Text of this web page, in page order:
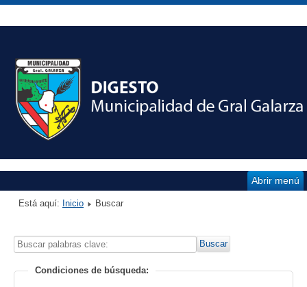
Abrir menú
Está aquí: Inicio Buscar
Buscar
clave:
Buscar
Condiciones de búsqueda: